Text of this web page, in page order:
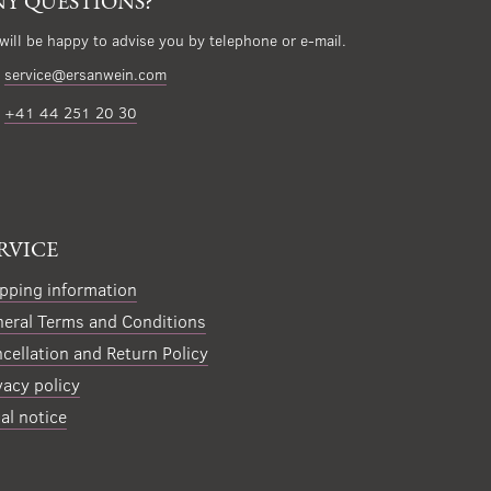
be happy to advise you by telephone or e-mail.
service@ersanwein.com
+41 44 251 20 30
information
Terms and Conditions
and Return Policy
policy
notice